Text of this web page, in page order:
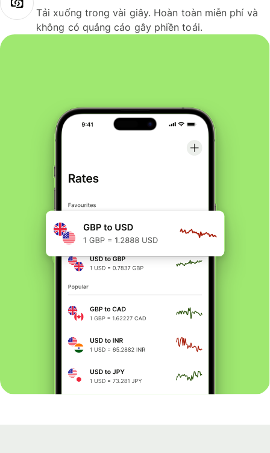
Tải xuống trong vài giây. Hoàn toàn miễn phí và
không có quảng cáo gây phiền toái.